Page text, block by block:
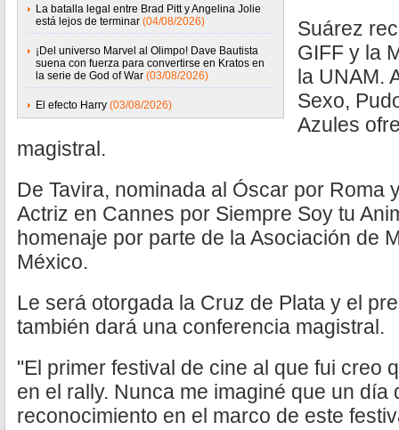
La batalla legal entre Brad Pitt y Angelina Jolie
está lejos de terminar (04/08/2026)
¡Del universo Marvel al Olimpo! Dave Bautista
suena con fuerza para convertirse en Kratos en
la serie de God of War (03/08/2026)
El efecto Harry (03/08/2026)
Suárez
GIFF y la
la UNAM.
Sexo,
Azules
magistral.
De Tavira, nominada al Óscar por Roma
Actriz en Cannes por Siempre Soy tu
homenaje por parte de la Asociación de
México.
Le será otorgada la Cruz de Plata y el
también dará una conferencia magistral.
"El primer festival de cine al que fui creo
en el rally. Nunca me imaginé que un día
reconocimiento en el marco de este